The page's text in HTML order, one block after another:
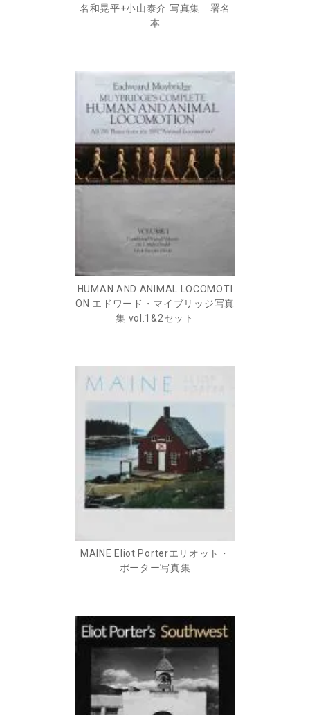
名和晃平+小山泰介 写真集 署名
本
HUMAN AND ANIMAL LOCOMOTI
ON エドワード・マイブリッジ写真
集 vol.1&2セット
MAINE Eliot Porterエリオット・
ポーター写真集